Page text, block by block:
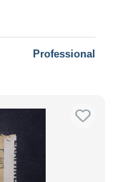
Professional